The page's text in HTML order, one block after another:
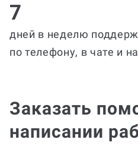
7
дней в неделю
по телефону, в чате и
Заказать
написании